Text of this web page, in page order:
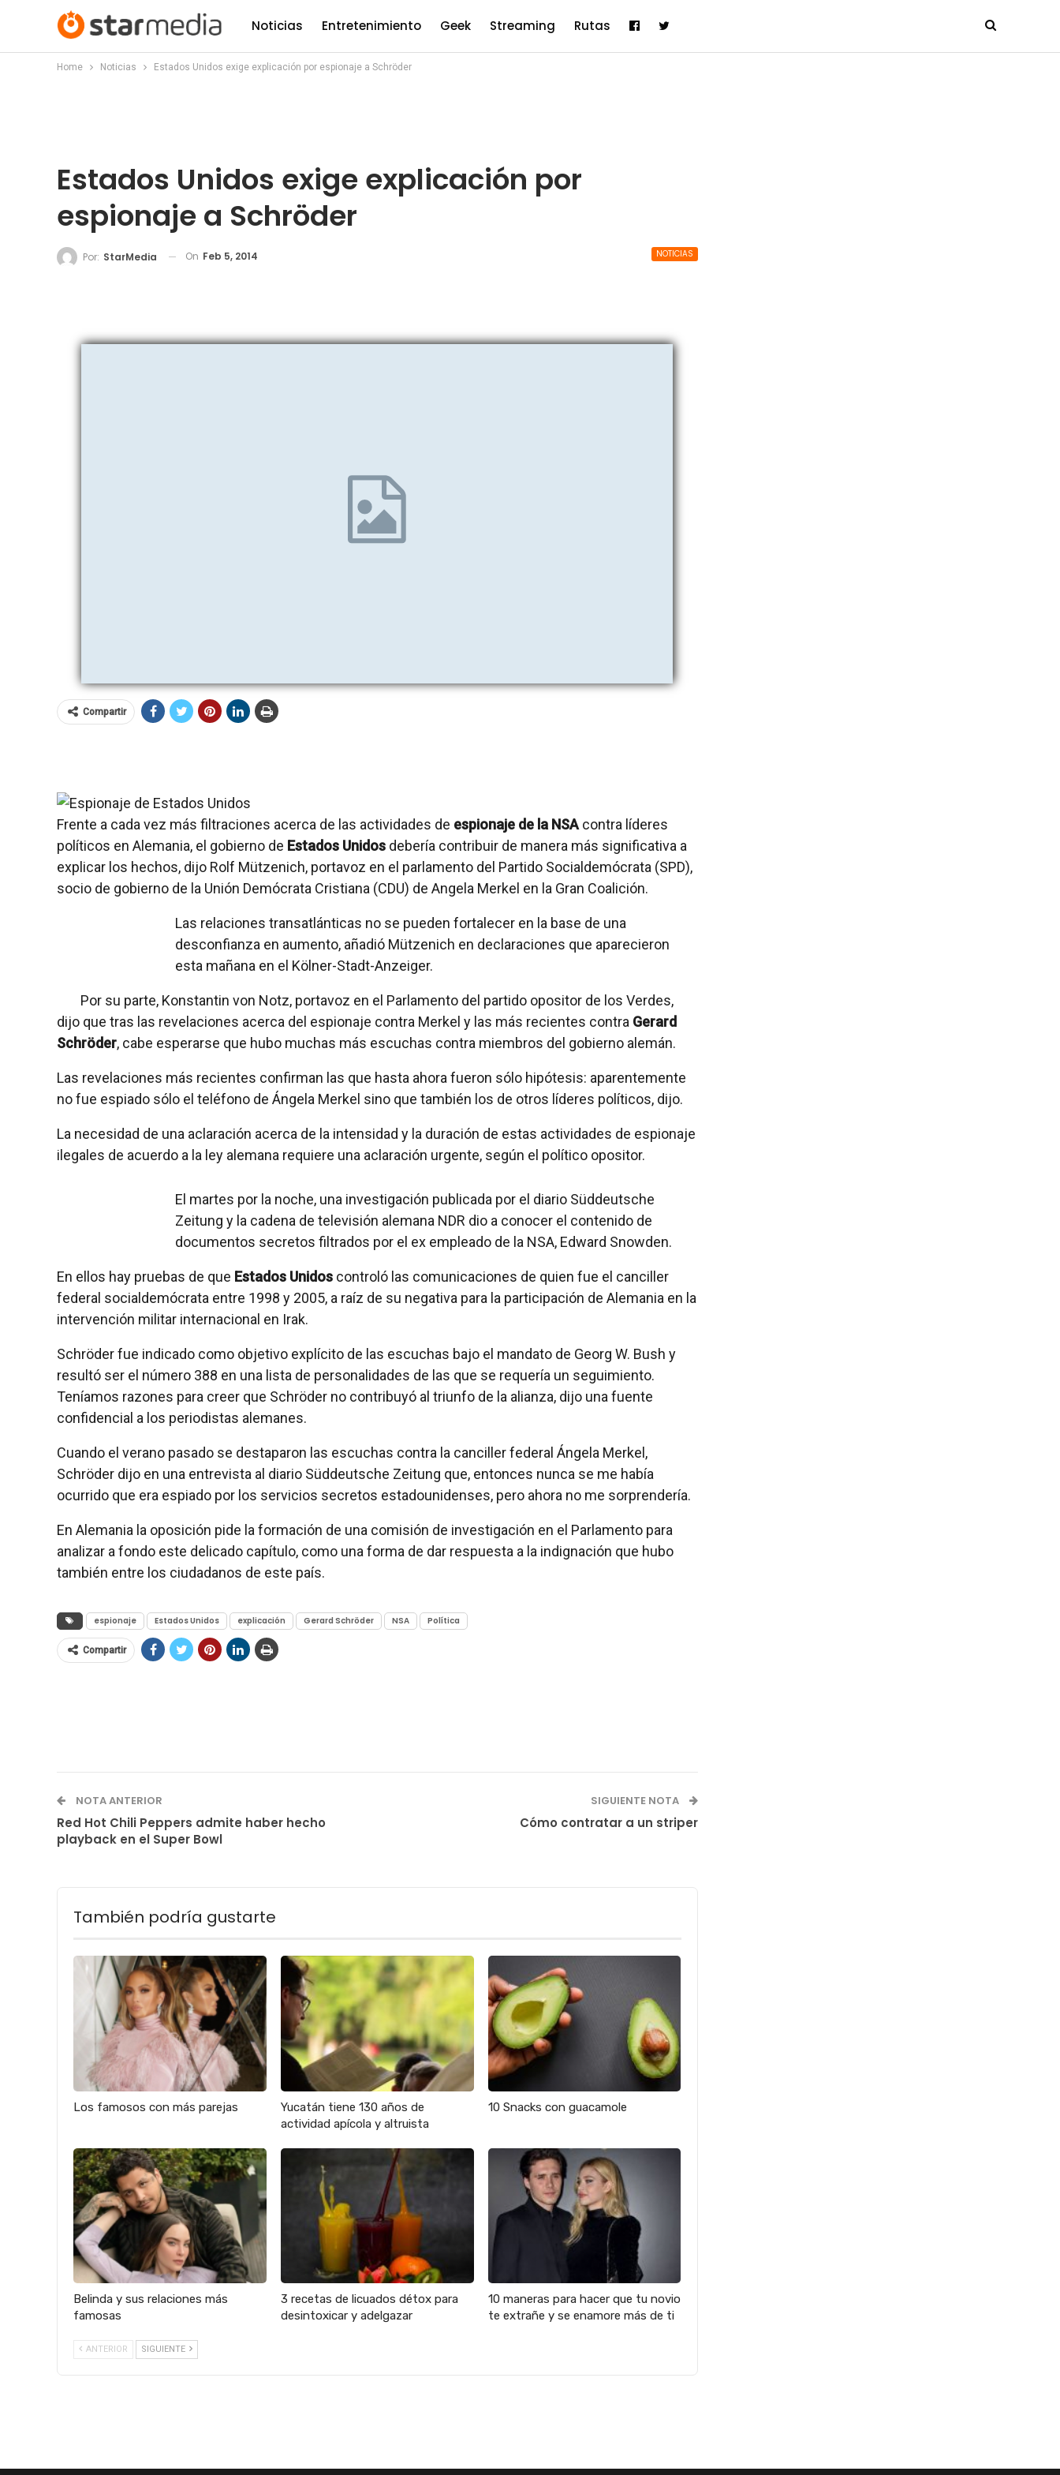
Noticias Entretenimiento Geek Streaming Rutas
Home Noticias Estados Unidos exige explicación por espionaje a Schröder
Estados Unidos exige explicación por
espionaje a Schröder
NOTICIAS
Por: StarMedia On Feb 5, 2014
Compartir
Frente a cada vez más filtraciones acerca de las actividades de espionaje de la NSAcontra líderes
políticos en Alemania, el gobierno de Estados Unidos debería contribuir de manera más significativa a
explicar los hechos, dijo Rolf Mützenich, portavoz en el parlamento del Partido Socialdemócrata (SPD),
socio de gobierno de la Unión Demócrata Cristiana (CDU) de Angela Merkel en la Gran Coalición.
Las relaciones transatlánticas no se pueden fortalecer en la base de una
desconfianza en aumento, añadió Mützenich en declaraciones que aparecieron
esta mañana en el Kölner-Stadt-Anzeiger.
Por su parte, Konstantin von Notz, portavoz en el Parlamento del partido opositor de los Verdes,
dijo que tras las revelaciones acerca del espionaje contra Merkel y las más recientes contra Gerard
Schröder, cabe esperarse que hubo muchas más escuchas contra miembros del gobierno alemán.
Las revelaciones más recientes confirman las que hasta ahora fueron sólo hipótesis: aparentemente
no fue espiado sólo el teléfono de Ángela Merkel sino que también los de otros líderes políticos, dijo.
La necesidad de una aclaración acerca de la intensidad y la duración de estas actividades de espionaje
ilegales de acuerdo a la ley alemana requiere una aclaración urgente, según el político opositor.
El martes por la noche, una investigación publicada por el diario Süddeutsche
Zeitung y la cadena de televisión alemana NDR dio a conocer el contenido de
documentos secretos filtrados por el ex empleado de la NSA, Edward Snowden.
En ellos hay pruebas de que Estados Unidos controló las comunicaciones de quien fue el canciller
federal socialdemócrata entre 1998 y 2005, a raíz de su negativa para la participación de Alemania en la
intervención militar internacional en Irak.
Schröder fue indicado como objetivo explícito de las escuchas bajo el mandato de Georg W. Bush y
resultó ser el número 388 en una lista de personalidades de las que se requería un seguimiento.
Teníamos razones para creer que Schröder no contribuyó al triunfo de la alianza, dijo una fuente
confidencial a los periodistas alemanes.
Cuando el verano pasado se destaparon las escuchas contra la canciller federal Ángela Merkel,
Schröder dijo en una entrevista al diario Süddeutsche Zeitung que, entonces nunca se me había
ocurrido que era espiado por los servicios secretos estadounidenses, pero ahora no me sorprendería.
En Alemania la oposición pide la formación de una comisión de investigación en el Parlamento para
analizar a fondo este delicado capítulo, como una forma de dar respuesta a la indignación que hubo
también entre los ciudadanos de este país.
espionaje Estados Unidos explicación Gerard Schröder NSA Política
Compartir
NOTA ANTERIOR
Red Hot Chili Peppers admite haber hecho
playback en el Super Bowl
SIGUIENTE NOTA
Cómo contratar a un striper
También podría gustarte
Los famosos con más parejas
Yucatán tiene 130 años de
actividad apícola y altruista
10 Snacks con guacamole
Belinda y sus relaciones más
famosas
3 recetas de licuados détox para
desintoxicar y adelgazar
10 maneras para hacer que tu novio
te extrañe y se enamore más de ti
ANTERIOR SIGUIENTE